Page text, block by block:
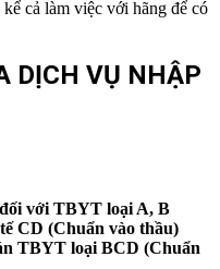
cả làm việc với hãng để có
DỊCH VỤ NHẬP
với TBYT loại A, B
CD (Chuẩn vào thầu)
TBYT loại BCD (Chuẩn